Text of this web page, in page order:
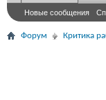
Новые сообщения
Форум Критика